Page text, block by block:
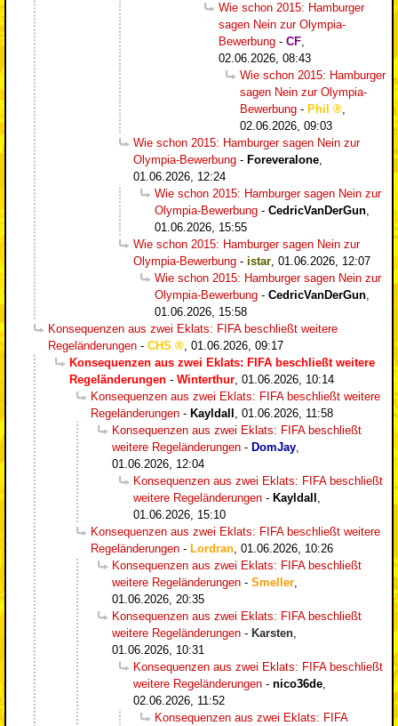
Wie schon 2015: Hamburger
sagen Nein zur Olympia-
Bewerbung - CF,
02.06.2026, 08:43
Wie schon 2015: Hamburger
sagen Nein zur Olympia-
Bewerbung - Phil
,
02.06.2026, 09:03
Wie schon 2015: Hamburger sagen Nein zur
Olympia-Bewerbung - Foreveralone,
01.06.2026, 12:24
Wie schon 2015: Hamburger sagen Nein zur
Olympia-Bewerbung - CedricVanDerGun,
01.06.2026, 15:55
Wie schon 2015: Hamburger sagen Nein zur
Olympia-Bewerbung - istar, 01.06.2026, 12:07
Wie schon 2015: Hamburger sagen Nein zur
Olympia-Bewerbung - CedricVanDerGun,
01.06.2026, 15:58
Konsequenzen aus zwei Eklats: FIFA beschließt weitere
Regeländerungen - CHS , 01.06.2026, 09:17
Konsequenzen aus zwei Eklats: FIFA beschließt weitere
Regeländerungen - Winterthur, 01.06.2026, 10:14
Konsequenzen aus zwei Eklats: FIFA beschließt weitere
Regeländerungen - Kayldall , 01.06.2026, 11:58
Konsequenzen aus zwei Eklats: FIFA beschließt
weitere Regeländerungen - DomJay,
01.06.2026, 12:04
Konsequenzen aus zwei Eklats: FIFA beschließt
weitere Regeländerungen - Kayldall ,
01.06.2026, 15:10
Konsequenzen aus zwei Eklats: FIFA beschließt weitere
Regeländerungen - Lordran, 01.06.2026, 10:26
Konsequenzen aus zwei Eklats: FIFA beschließt
weitere Regeländerungen - Smeller,
01.06.2026, 20:35
Konsequenzen aus zwei Eklats: FIFA beschließt
weitere Regeländerungen - Karsten,
01.06.2026, 10:31
Konsequenzen aus zwei Eklats: FIFA beschließt
weitere Regeländerungen - nico36de,
02.06.2026, 11:52
Konsequenzen aus zwei Eklats: FIFA